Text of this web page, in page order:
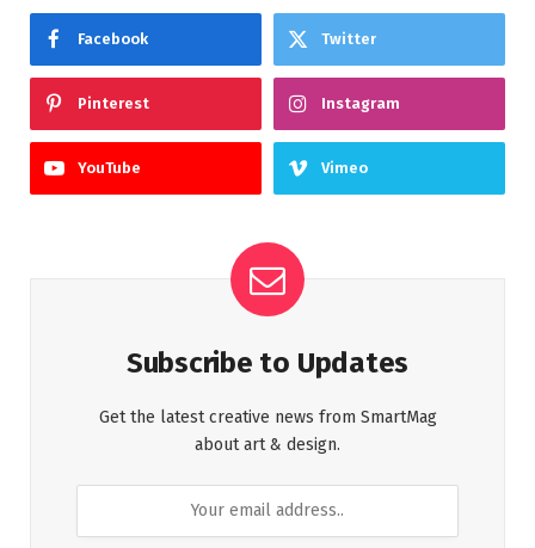
Facebook Twitter
Pinterest Instagram
YouTube Vimeo
Subscribe to Updates
Get the latest creative news from SmartMag
about art & design.